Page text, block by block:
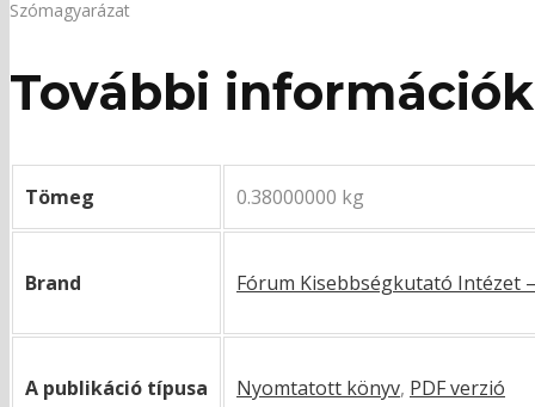
Szómagyarázat
További információk
Tömeg 0.38000000 kg
Brand Fórum Kisebbségkutató Intézet
A publikáció típusa Nyomtatott könyv, PDF verzió